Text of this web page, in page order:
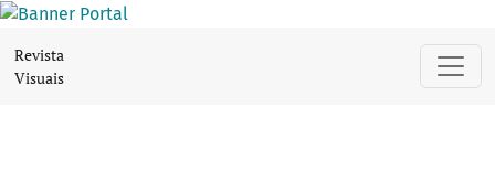
Revista
Visuais